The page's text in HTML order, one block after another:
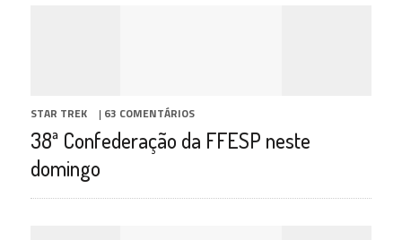
STAR TREK | 63 COMENTÁRIOS
38ª Confederação da FFESP neste
domingo